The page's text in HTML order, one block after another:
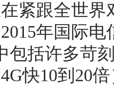
紧跟全世
年国际
包括许多苛
快10到20